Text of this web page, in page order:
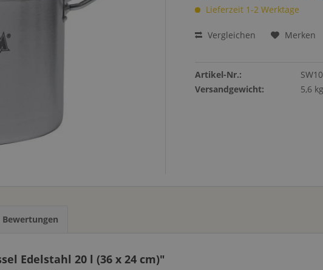
Lieferzeit 1-2 Werktage
Vergleichen Merken
Artikel-Nr.:
Versandgewicht:
5,6 kg
Edelstahl 20 l (36 x 24 cm)"